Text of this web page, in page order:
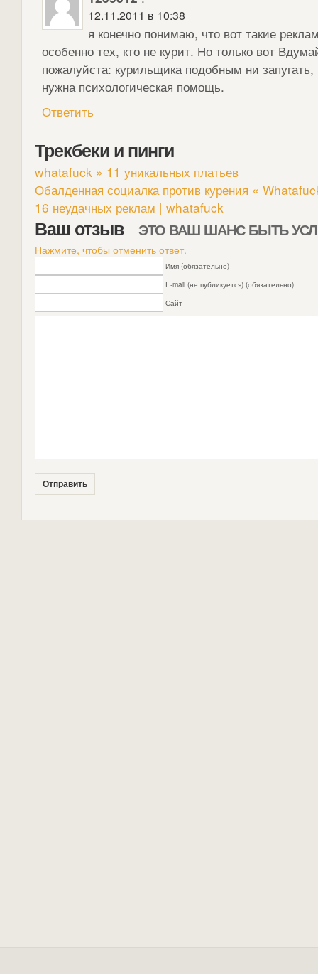
12.11.2011 в 10:38
я конечно понимаю, что вот такие
особенно тех, кто не курит. Но только вот
пожалуйста: курильщика подобным ни
нужна психологическая помощь.
Ответить
Трекбеки и пинги
whatafuck » 11 уникальных платьев
Обалденная социалка против курения «
16 неудачных реклам | whatafuck
Ваш отзыв ЭТО ВАШ ШАНС БЫТЬ
Нажмите, чтобы отменить ответ.
Имя (обязательно)
E-mail (не публикуется) (обязательно)
Сайт